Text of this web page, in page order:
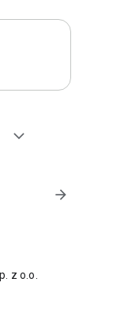
expand_more
arrow_forward
z o.o.